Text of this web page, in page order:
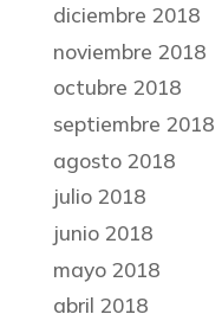
diciembre 2018
noviembre 2018
octubre 2018
septiembre 2018
agosto 2018
julio 2018
junio 2018
mayo 2018
abril 2018